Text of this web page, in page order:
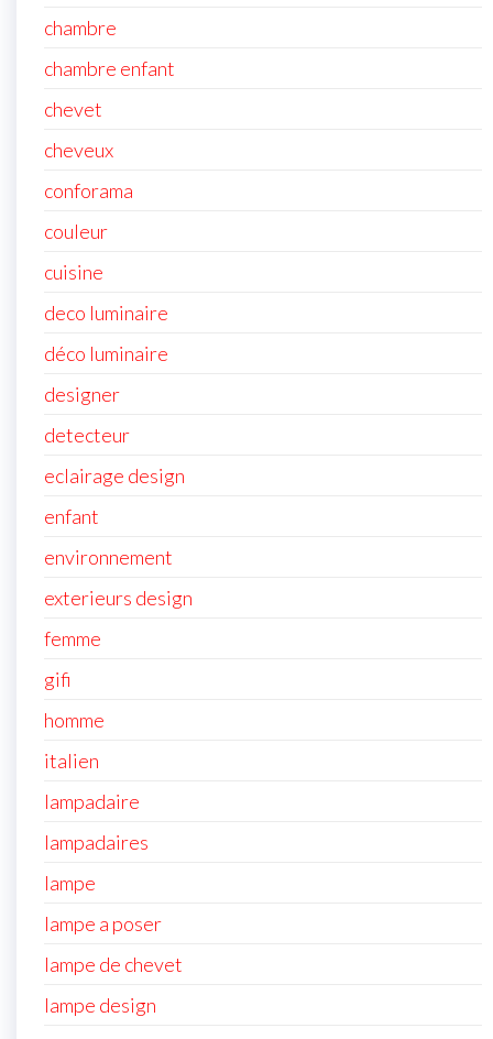
chambre
chambre enfant
chevet
cheveux
conforama
couleur
cuisine
deco luminaire
déco luminaire
designer
detecteur
eclairage design
enfant
environnement
exterieurs design
femme
gifi
homme
italien
lampadaire
lampadaires
lampe
lampe a poser
lampe de chevet
lampe design